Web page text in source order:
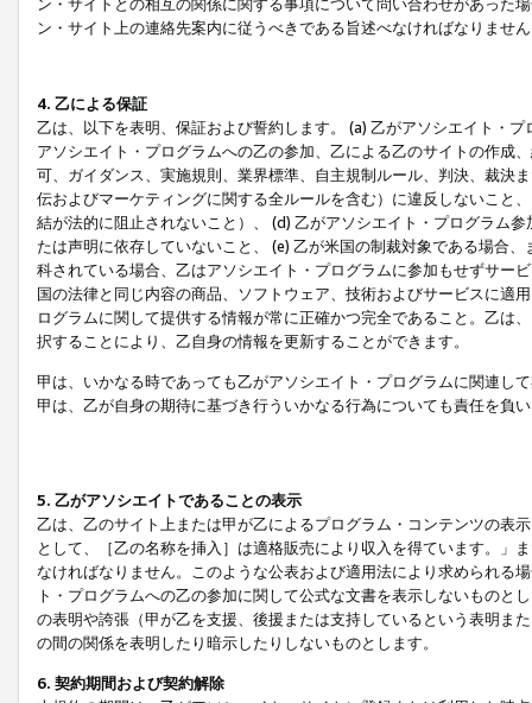
ン・サイトとの相互の関係に関する事項について問い合わせがあった
ン・サイト上の連絡先案内に従うべきである旨述べなければなりませ
4. 乙による保証
乙は、以下を表明、保証および誓約します。 (a) 乙がアソシエイト・
アソシエイト・プログラムへの乙の参加、乙による乙のサイトの作成
可、ガイダンス、実施規則、業界標準、自主規制ルール、判決、裁決
伝およびマーケティングに関する全ルールを含む）に違反しないこと
結が法的に阻止されないこと）、 (d) 乙がアソシエイト・プログラム
たは声明に依存していないこと、 (e) 乙が米国の制裁対象である場合
科されている場合、乙はアソシエイト・プログラムに参加もせずサー
国の法律と同じ内容の商品、ソフトウェア、技術およびサービスに適
ログラムに関して提供する情報が常に正確かつ完全であること。乙は
択することにより、乙自身の情報を更新することができます。
甲は、いかなる時であっても乙がアソシエイト・プログラムに関連し
甲は、乙が自身の期待に基づき行ういかなる行為についても責任を負
5. 乙がアソシエイトであることの表示
乙は、乙のサイト上または甲が乙によるプログラム・コンテンツの表
として、［乙の名称を挿入］は適格販売により収入を得ています。」
なければなりません。このような公表および適用法により求められる
ト・プログラムへの乙の参加に関して公式な文書を表示しないもの
の表明や誇張（甲が乙を支援、後援または支持しているという表明ま
の間の関係を表明したり暗示したりしないものとします。
6. 契約期間および契約解除